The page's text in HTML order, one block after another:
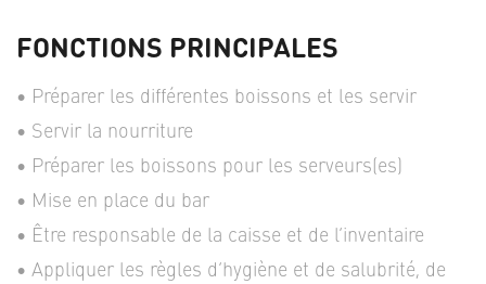
FONCTIONS PRINCIPALES
Préparer les différentes boissons et les servir
Servir la nourriture
Préparer les boissons pour les serveurs(es)
Mise en place du bar
Être responsable de la caisse et de l’inventaire
Appliquer les règles d’hygiène et de salubrité, de